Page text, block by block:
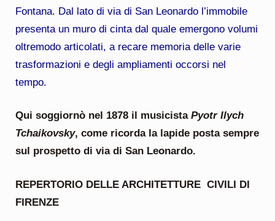
Fontana. Dal lato di via di San Leonardo l’immobile
presenta un muro di cinta dal quale emergono volumi
oltremodo articolati, a recare memoria delle varie
trasformazioni e degli ampliamenti occorsi nel
tempo.
Qui soggiornò nel 1878 il musicista Pyotr Ilych
Tchaikovsky, come ricorda la lapide posta sempre
sul prospetto di via di San Leonardo.
REPERTORIO DELLE ARCHITETTURE CIVILI DI
FIRENZE